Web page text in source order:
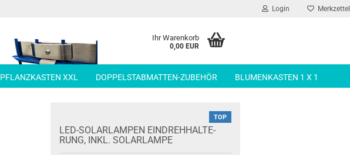
Login Merkzettel
Ihr Warenkorb
0,00 EUR
PFLANZKASTEN XXL DOPPELSTABMATTEN-ZUBEHÖR BLUMENKASTEN 1 X 1
TOP
LED-​SOLARLAMPEN EIN­DREH­HAL­TE­
RUNG, INKL. SO­LAR­LAM­PE